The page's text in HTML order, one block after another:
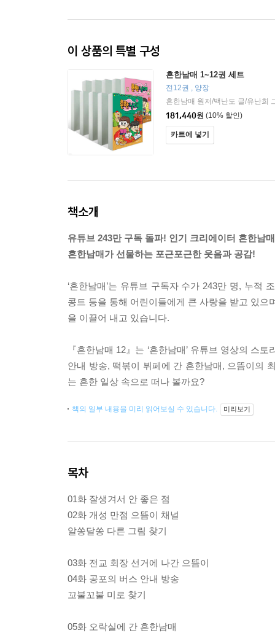
이 상품의 특별 구성
흔한남매 1~12권 세트
전12권 , 양장
181,440원 (10% 할인)
카트에 넣기
책소개
유튜브 243만 구독 돌파! 인기 크리에이터 흔한남매
흔한남매가 선물하는 포근포근한 웃음과 공감!
‘흔한남매’는 유튜브 구독자 수가 243만 명, 누적
콩트 등을 통해 어린이들에게 큰 사랑을 받고 있
을 이끌어 내고 있습니다.
『흔한남매 12』는 ‘흔한남매’ 유튜브 영상의 스
안내 방송, 떡볶이 뷔페에 간 흔한남매, 으뜸이의
는 흔한 일상 속으로 떠나 볼까요?
책의 일부 내용을 미리 읽어보실 수 있습니다. 미리보기
목차
01화 잘생겨서 안 좋은 점
02화 개성 만점 으뜸이 채널
알쏭달쏭 다른 그림 찾기
03화 전교 회장 선거에 나간 으뜸이
04화 공포의 버스 안내 방송
꼬불꼬불 미로 찾기
05화 오락실에 간 흔한남매